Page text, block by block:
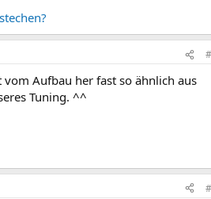
vom Aufbau her fast so ähnlich aus
Tuning. ^^